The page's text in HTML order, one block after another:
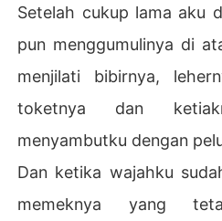
Setelah cukup lama aku
pun menggumulinya di
menjilati bibirnya,
toketnya dan
menyambutku dengan
Dan ketika wajahku
memeknya yang